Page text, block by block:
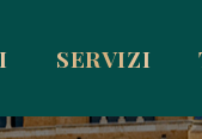
SERVIZI